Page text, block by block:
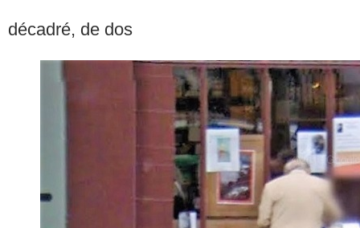
décadré, de dos